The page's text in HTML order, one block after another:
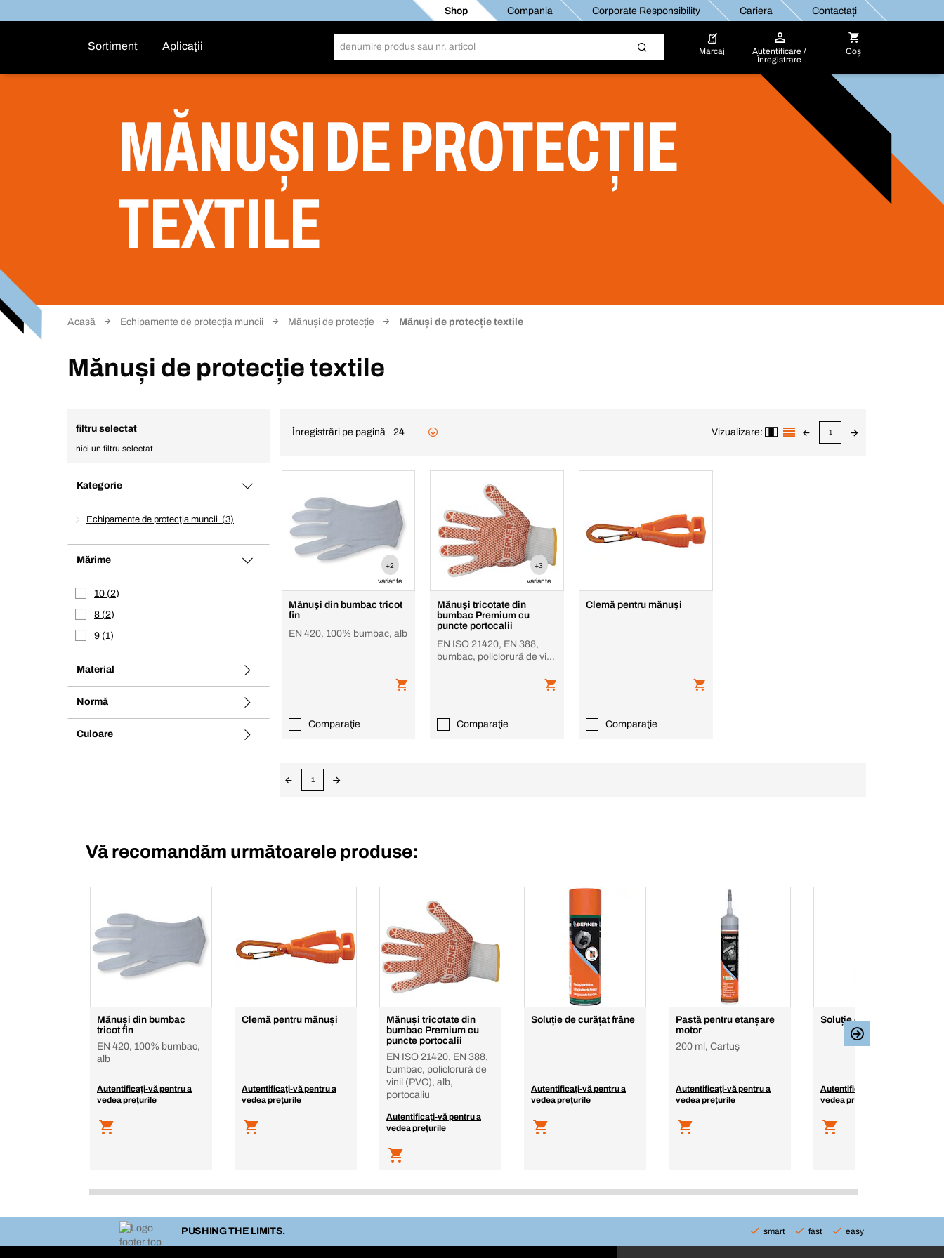
Shop Compania Corporate Responsibility Cariera Contactați
Sortiment Aplicaţii Marcaj
Autentificare /
Înregistrare
Coș
MĂNUȘI DE PROTECȚIE
TEXTILE
Acasă Echipamente de protecția muncii Mănuși de protecție Mănuși de protecție textile
Mănuși de protecție textile
filtru selectat
nici un filtru selectat
Kategorie
Echipamente de protecţia muncii 3
Mărime
10 2
8 2
9 1
Material
Normă
Culoare
Înregistrări pe pagină 24 Vizualizare: 1
+2
variante
Mănuşi din bumbac tricot
fin
EN 420, 100% bumbac, alb
Comparaţie
+3
variante
Mănuşi tricotate din
bumbac Premium cu
puncte portocalii
EN ISO 21420, EN 388,
bumbac, policlorură de vinil
Comparaţie
Clemă pentru mănuşi
Comparaţie
1
Vă recomandăm următoarele produse:
Mănuși din bumbac
tricot fin
EN 420, 100% bumbac,
alb
Autentificaţi-vă pentru a
vedea preţurile
Clemă pentru mănuși
Autentificaţi-vă pentru a
vedea preţurile
Mănuși tricotate din
bumbac Premium cu
puncte portocalii
EN ISO 21420, EN 388,
bumbac, policlorură de
vinil (PVC), alb,
portocaliu
Autentificaţi-vă pentru a
vedea preţurile
Soluție de curățat frâne
Autentificaţi-vă pentru a
vedea preţurile
Pastă pentru etanșare
motor
200 ml, Cartuş
Autentificaţi-vă pentru a
vedea preţurile
Soluție degripant MoS2
Autentificaţi-vă pentru a
vedea preţurile
PUSHING THE LIMITS. smart fast easy